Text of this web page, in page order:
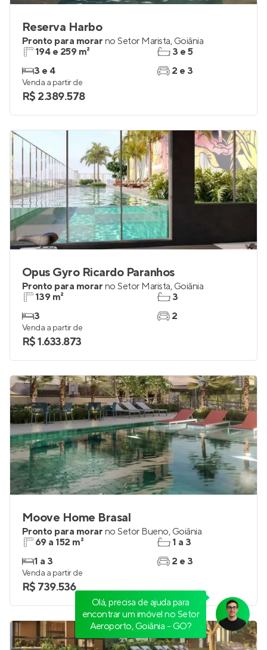
Reserva Harbo
Pronto para morar no Setor Marista, Goiânia
194 e 259 m²
3 e 4
3 e 5
2 e 3
Venda a partir de
R$ 2.389.578
Opus Gyro Ricardo Paranhos
Pronto para morar no Setor Marista, Goiânia
139 m²
3
3
2
Venda a partir de
R$ 1.633.873
Moove Home Brasal
Pronto para morar no Setor Bueno, Goiânia
69 a 152 m²
1 a 3
1 a 3
2 e 3
Venda a partir de
R$ 739.536
Olá, precisa de ajuda para
encontrar um imóvel no Setor
Aeroporto, Goiânia - GO?